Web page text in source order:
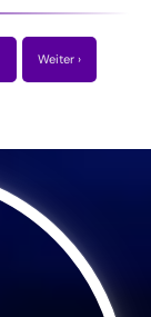
Weiter ›